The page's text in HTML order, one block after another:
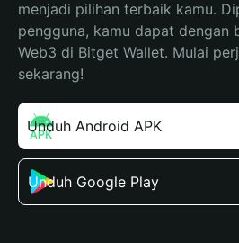
menjadi pilihan terbaik kamu.
pengguna, kamu dapat dengan
Web3 di Bitget Wallet. Mulai
sekarang!
Unduh Android APK
Unduh Google Play